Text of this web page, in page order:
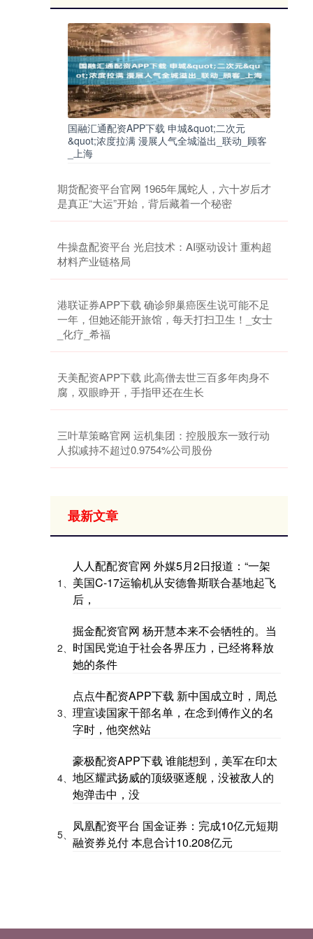
国融汇通配资APP下载 申城&quot;二次元
&quot;浓度拉满 漫展人气全城溢出_联动_顾客
_上海
期货配资平台官网 1965年属蛇人，六十岁后才
是真正“大运”开始，背后藏着一个秘密
牛操盘配资平台 光启技术：AI驱动设计 重构超
材料产业链格局
港联证券APP下载 确诊卵巢癌医生说可能不足
一年，但她还能开旅馆，每天打扫卫生！_女士
_化疗_希福
天美配资APP下载 此高僧去世三百多年肉身不
腐，双眼睁开，手指甲还在生长
三叶草策略官网 运机集团：控股股东一致行动
人拟减持不超过0.9754%公司股份
最新文章
1、
人人配配资官网 外媒5月2日报道：“一架
美国C-17运输机从安德鲁斯联合基地起飞
后，
2、
掘金配资官网 杨开慧本来不会牺牲的。当
时国民党迫于社会各界压力，已经将释放
她的条件
3、
点点牛配资APP下载 新中国成立时，周总
理宣读国家干部名单，在念到傅作义的名
字时，他突然站
4、
豪极配资APP下载 谁能想到，美军在印太
地区耀武扬威的顶级驱逐舰，没被敌人的
炮弹击中，没
5、
凤凰配资平台 国金证券：完成10亿元短期
融资券兑付 本息合计10.208亿元